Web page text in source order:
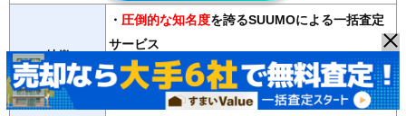
特徴
・ 圧倒的な知名度を誇るSUUMOによる一括査定
サービス
・主要大手不動産会社から地元に強い不動産会社
まで
2000社以上が登録